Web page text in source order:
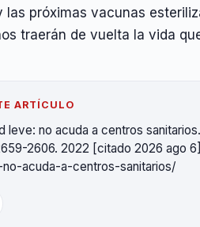
las próximas vacunas
traerán de vuelta la vida
ARTÍCULO
leve: no acuda a centros
2606. 2022 [citado 2026 ago
acuda-a-centros-sanitarios/